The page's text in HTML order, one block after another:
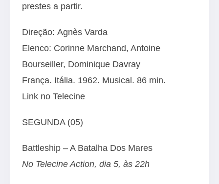
prestes a partir.
Direção: Agnès Varda
Elenco: Corinne Marchand, Antoine
Bourseiller, Dominique Davray
França. Itália. 1962. Musical. 86 min.
Link no Telecine
SEGUNDA (05)
Battleship – A Batalha Dos Mares
No Telecine Action, dia 5, às 22h